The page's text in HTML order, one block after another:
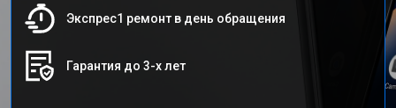
Экспрес1 ремонт в день обращения
Гарантия до 3-х лет